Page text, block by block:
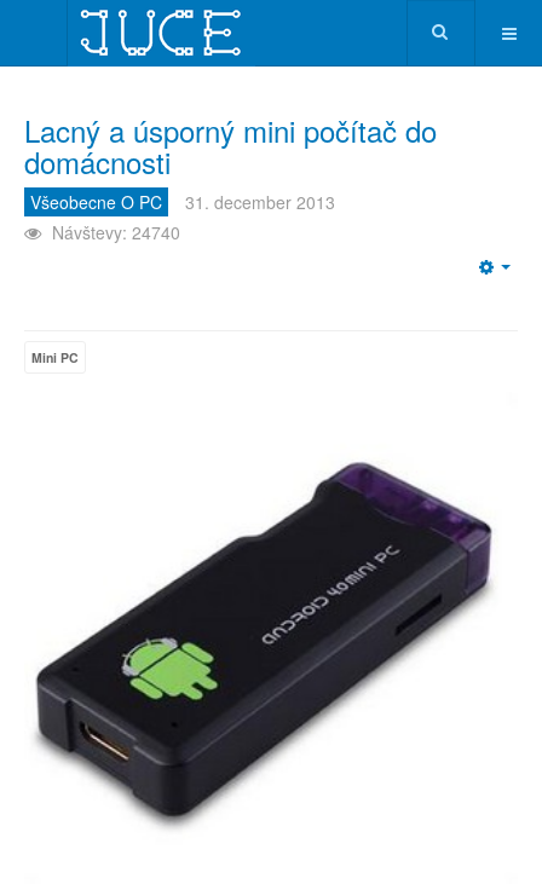
Lacný a úsporný mini počítač do
domácnosti
Všeobecne O PC
31. december 2013
Návštevy: 24740
Mini PC